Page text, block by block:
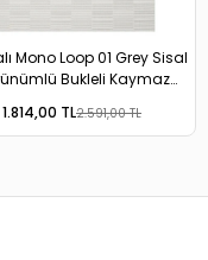
Mono Loop 01 Grey Sisal
Bukleli Kaymaz
1.814,00 TL2.591,00 TL